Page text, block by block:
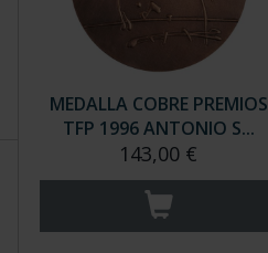
MEDALLA COBRE PREMIOS
TFP 1996 ANTONIO S...
143,00 €